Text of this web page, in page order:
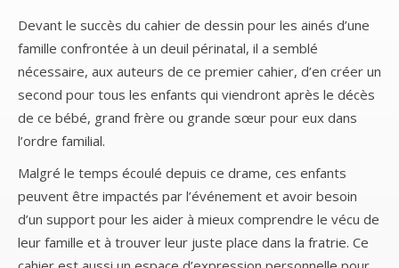
Devant le succès du cahier de dessin pour les ainés d’une
famille confrontée à un deuil périnatal, il a semblé
nécessaire, aux auteurs de ce premier cahier, d’en créer un
second pour tous les enfants qui viendront après le décès
de ce bébé, grand frère ou grande sœur pour eux dans
l’ordre familial.
Malgré le temps écoulé depuis ce drame, ces enfants
peuvent être impactés par l’événement et avoir besoin
d’un support pour les aider à mieux comprendre le vécu de
leur famille et à trouver leur juste place dans la fratrie. Ce